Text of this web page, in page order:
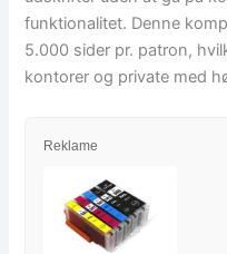
funktionalitet. Denne
5.000 sider pr. patron,
kontorer og private med
Reklame